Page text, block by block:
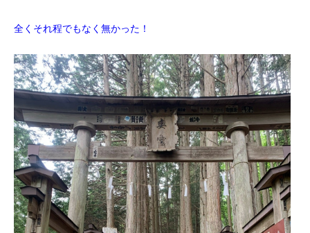
全くそれ程でもなく無かった！